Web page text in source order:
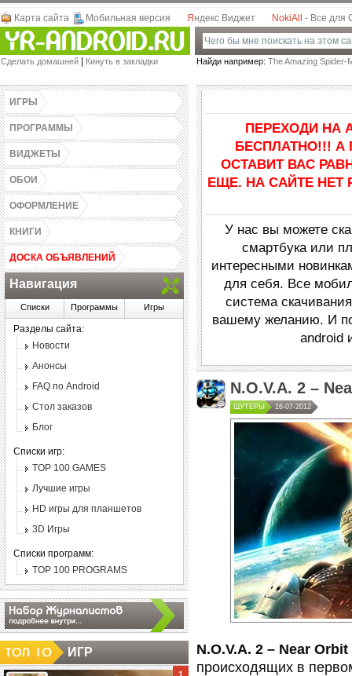
Карта сайта Мобильная версия Яндекс Виджет NokiAll - Все для
Games-Androidz.Ru - Скачать программы,
бесплатно! Весь софт в одном месте.
Найди например: The Amazing
Сделать домашней Кинуть в закладки
ИГРЫ
ПРОГРАММЫ
ВИДЖЕТЫ
ОБОИ
ОФОРМЛЕНИЕ
КНИГИ
ДОСКА ОБЪЯВЛЕНИЙ
Навигация
Списки Программы Игры
Разделы сайта:
Новости
Анонсы
FAQ по Android
Стол заказов
Блог
Списки игр:
TOP 100 GAMES
Лучшие игры
HD игры для планшетов
3D Игры
Списки программ:
TOP 100 PROGRAMS
ИГР
ПЕРЕХОДИ НА
БЕСПЛАТНО!!! А
ОСТАВИТ ВАС
ЕЩЕ. НА САЙТЕ НЕТ
У нас вы можете
смартбука или
интересными
для себя. Все
система
вашему желанию. И
android
N.O.V.A. 2 –
ШУТЕРЫ 16-07-2012
N.O.V.A. 2 – Near
происходящих в